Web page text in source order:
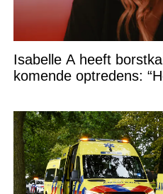
Isabelle A heeft
komende optredens: